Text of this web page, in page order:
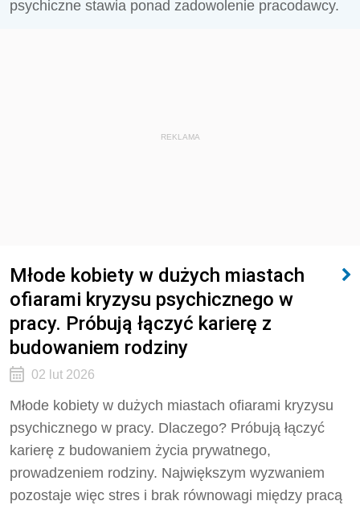
psychiczne stawia ponad zadowolenie pracodawcy.
REKLAMA
Młode kobiety w dużych miastach
ofiarami kryzysu psychicznego w
pracy. Próbują łączyć karierę z
budowaniem rodziny
02 lut 2026
Młode kobiety w dużych miastach ofiarami kryzysu
psychicznego w pracy. Dlaczego? Próbują łączyć
karierę z budowaniem życia prywatnego,
prowadzeniem rodziny. Największym wyzwaniem
pozostaje więc stres i brak równowagi między pracą